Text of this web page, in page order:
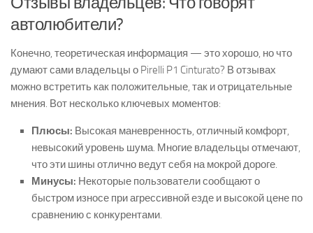
автолюбители?
Конечно, теоретическая информация — это хорошо, но что
думают сами владельцы о Pirelli P1 Cinturato? В отзывах
можно встретить как положительные, так и отрицательные
мнения. Вот несколько ключевых моментов:
Плюсы: Высокая маневренность, отличный комфорт,
невысокий уровень шума. Многие владельцы отмечают,
что эти шины отлично ведут себя на мокрой дороге.
Минусы: Некоторые пользователи сообщают о
быстром износе при агрессивной езде и высокой цене по
сравнению с конкурентами.